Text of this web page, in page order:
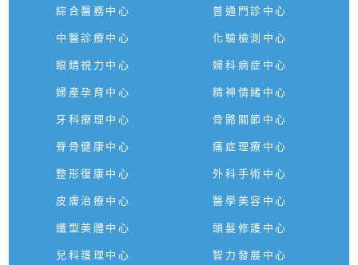
綜合醫務中心 普通門診中心
中醫診療中心 化驗檢測中心
眼睛視力中心 婦科病症中心
婦產孕育中心 精神情緒中心
牙科療理中心 骨骼關節中心
脊骨健康中心 痛症理療中心
整形復康中心 外科手術中心
皮膚治療中心 醫學美容中心
纖型美體中心 頭髮修護中心
兒科護理中心 智力發展中心